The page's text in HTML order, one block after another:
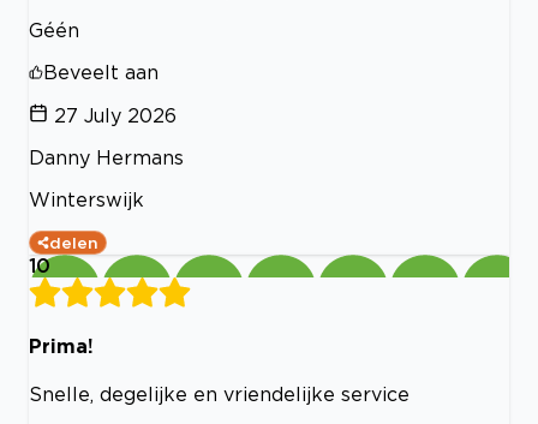
Géén
Beveelt aan
27 July 2026
Danny Hermans
Winterswijk
delen
10
Prima!
Snelle, degelijke en vriendelijke service